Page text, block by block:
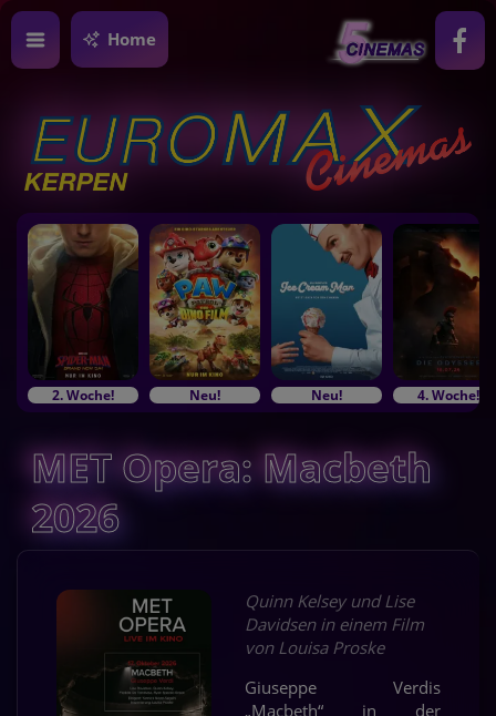
Home
2. Woche! Neu! Neu! 4. Woche!
MET Opera: Macbeth
2026
Quinn Kelsey und Lise
Davidsen in einem Film
von Louisa Proske
Giuseppe Verdis
„Macbeth“ in der